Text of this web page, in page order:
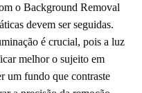
o Background Removal
devem ser seguidas.
é crucial, pois a luz
melhor o sujeito em
um fundo que contraste